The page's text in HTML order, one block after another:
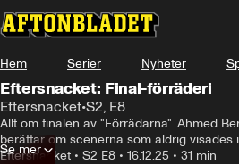
Hem Serier Nyheter
Eftersnacket: Final-förräderi
Eftersnacket•S2, E8
Allt om finalen av "Förrädarna". Ahmed
berättar om scenerna som aldrig visades
Demirian Genna. Programledare: Olivia J
Eftersnacket • S2 E8 • 16.12.25 • 31 min
Se mer